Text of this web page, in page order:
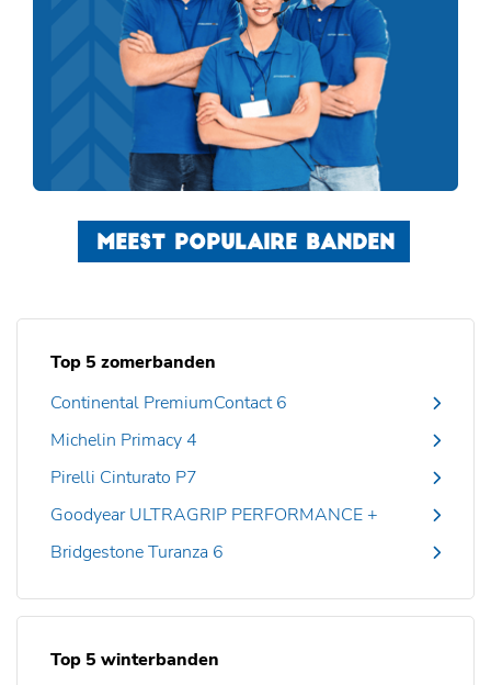
MEEST POPULAIRE BANDEN
Top 5 zomerbanden
Continental PremiumContact 6
Michelin Primacy 4
Pirelli Cinturato P7
Goodyear ULTRAGRIP PERFORMANCE +
Bridgestone Turanza 6
Top 5 winterbanden